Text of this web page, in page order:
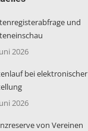
und
2026
bei elektronischer
2026
von Vereinen